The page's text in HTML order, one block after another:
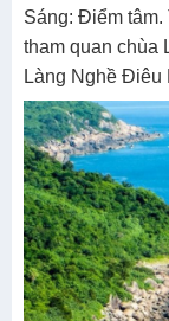
Sáng: Điểm tâm.
tham quan chùa
Làng Nghề Điêu